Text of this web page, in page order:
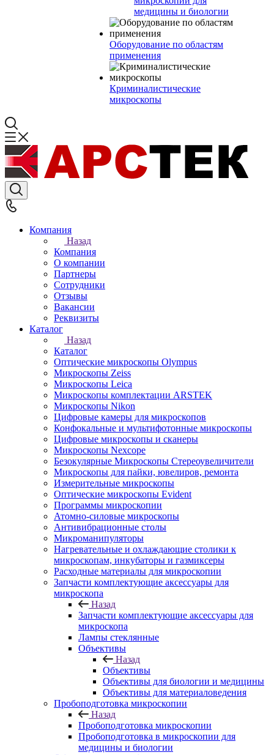
медицины и биологии
Оборудование по областям
применения
Криминалистические
микроскопы
Компания
Назад
Компания
О компании
Партнеры
Сотрудники
Отзывы
Вакансии
Реквизиты
Каталог
Назад
Каталог
Оптические микроскопы Olympus
Микроскопы Zeiss
Микроскопы Leica
Микроскопы комплектации ARSTEK
Микроскопы Nikon
Цифровые камеры для микроскопов
Конфокальные и мультифотонные микроскопы
Цифровые микроскопы и сканеры
Микроскопы Nexcope
Безокулярные Микроскопы Стереоувеличители
Микроскопы для пайки, ювелиров, ремонта
Измерительные микроскопы
Оптические микроскопы Evident
Программы микроскопии
Атомно-силовые микроскопы
Антивибрационные столы
Микроманипуляторы
Нагревательные и охлаждающие столики к
микроскопам, инкубаторы и газмиксеры
Расходные материалы для микроскопии
Запчасти комплектующие аксессуары для
микроскопа
Назад
Запчасти комплектующие аксессуары для
микроскопа
Лампы стеклянные
Объективы
Назад
Объективы
Объективы для биологии и медицины
Объективы для материаловедения
Пробоподготовка микроскопии
Назад
Пробоподготовка микроскопии
Пробоподготовка в микроскопии для
медицины и биологии